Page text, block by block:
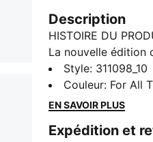
Description
HISTOIRE DU
La nouvelle édition
Enzo fusionne
EVA Softride pour
élégante cage en
vos pas.
Style: 311098_10
Couleur: For All
EN SAVOIR PLUS
Expédition et